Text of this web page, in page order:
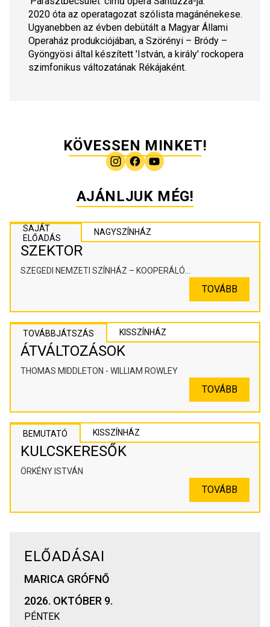
2020 óta az operatagozat szólista magánénekese.
Ugyanebben az évben debütált a Magyar Állami
Operaház produkciójában, a Szörényi – Bródy –
Gyöngyösi által készített ' István, a király' rockopera
szimfonikus változatának Rékájaként.
KÖVESSEN MINKET!
AJÁNLJUK MÉG!
SAJÁT
ELŐADÁS
NAGYSZÍNHÁZ
SZEKTOR
SZEGEDI NEMZETI SZÍNHÁZ – KOOPERÁLÓ
TOVÁBB
TOVÁBBJÁTSZÁS KISSZÍNHÁZ
ÁTVÁLTOZÁSOK
THOMAS MIDDLETON - WILLIAM ROWLEY
TOVÁBB
BEMUTATÓ KISSZÍNHÁZ
KULCSKERESŐK
ÖRKÉNY ISTVÁN
TOVÁBB
ELŐADÁSAI
MARICA GRÓFNŐ
2026. OKTÓBER 9.
PÉNTEK